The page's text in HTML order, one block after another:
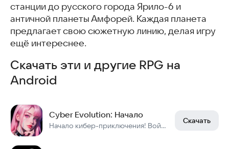
станции до русского города Ярило-6 и
античной планеты Амфорей. Каждая планета
предлагает свою сюжетную линию, делая игру
ещё интереснее.
Скачать эти и другие RPG на
Android
Cyber Evolution: Начало
Начало кибер-приключения! Войдите и получите ✧1 млрд Алмазов и Суперкар✧!
Скачать